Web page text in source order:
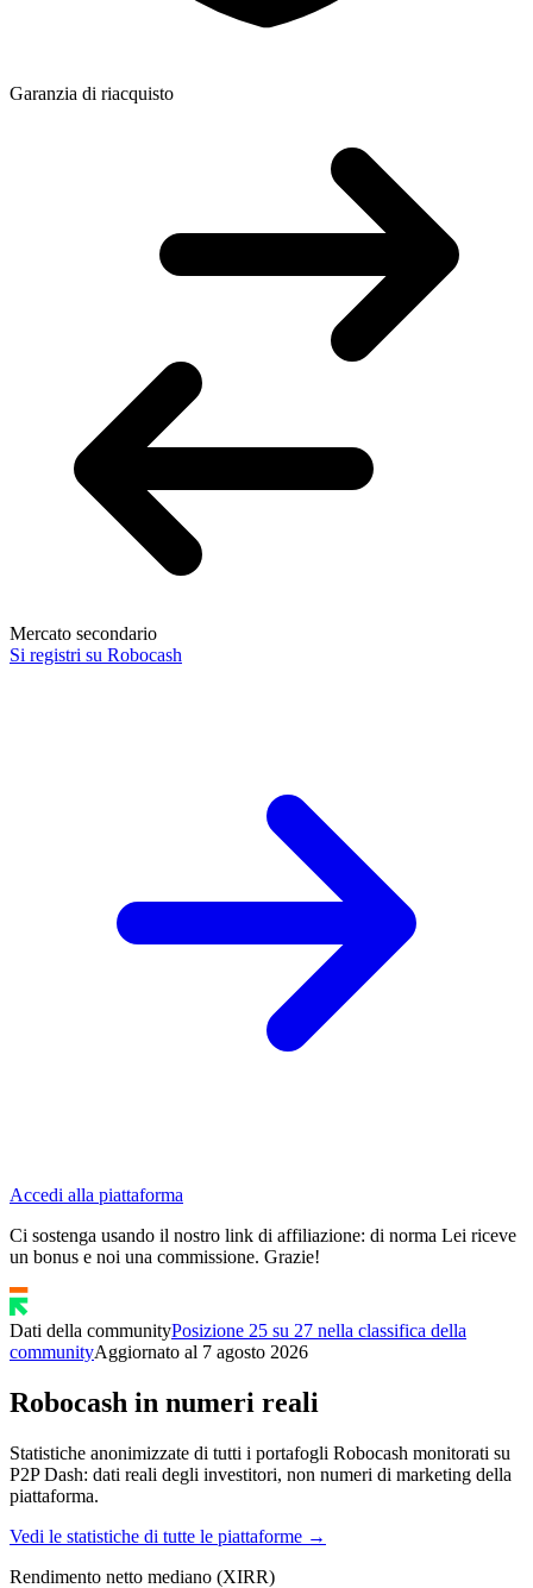
Garanzia di riacquisto
Mercato secondario
Si registri su Robocash
Accedi alla piattaforma
Ci sostenga usando il nostro link di affiliazione: di norma Lei riceve
un bonus e noi una commissione. Grazie!
Dati della communityPosizione 25 su 27 nella classifica della
communityAggiornato al 7 agosto 2026
Robocash in numeri reali
Statistiche anonimizzate di tutti i portafogli Robocash monitorati su
P2P Dash: dati reali degli investitori, non numeri di marketing della
piattaforma.
Vedi le statistiche di tutte le piattaforme →
Rendimento netto mediano (XIRR)